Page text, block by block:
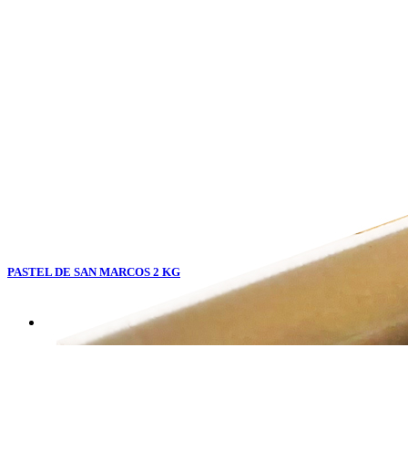
PASTEL DE SAN MARCOS 2 KG